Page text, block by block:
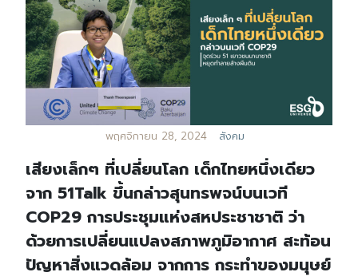
พฤศจิกายน 28, 2024 สังคม
เสียงเล็กๆ ที่เปลี่ยนโลก เด็กไทยหนึ่งเดียว
จาก 51Talk ขึ้นกล่าวสุนทรพจน์บนเวที
COP29 การประชุมแห่งสหประชาชาติ ว่า
ด้วยการเปลี่ยนแปลงสภาพภูมิอากาศ สะท้อน
ปัญหาสิ่งแวดล้อม จากการ กระทำของมนุษย์